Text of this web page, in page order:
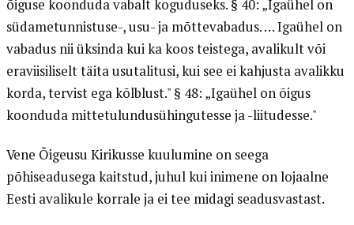
õiguse koonduda vabalt koguduseks. § 40: „Igaühel on
südametunnistuse-, usu- ja mõttevabadus. … Igaühel on
vabadus nii üksinda kui ka koos teistega, avalikult või
eraviisiliselt täita usutalitusi, kui see ei kahjusta avalikku
korda, tervist ega kõlblust." § 48: „Igaühel on õigus
koonduda mittetulundusühingutesse ja -liitudesse."
Vene Õigeusu Kirikusse kuulumine on seega
põhiseadusega kaitstud, juhul kui inimene on lojaalne
Eesti avalikule korrale ja ei tee midagi seadusvastast.